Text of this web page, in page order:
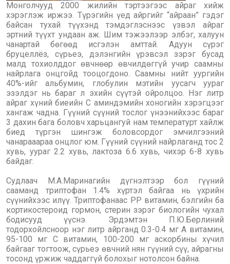
Монголчууд 2000 жилийн тэртээгээс айраг хийж
хэрэглэж иржээ. Түрэгийн үед айргийг “айраан” гэдэг
байсан тухай түүхэнд тэмдэглэснээс үзвэл айраг
эртний түүхт ундаан аж. Шим тэжээлээр элбэг, халуун
чанартай бөгөөд исгэлэн амттай. Адуун сүрэг
бруцеллёз, сүрьеэ, дэлэнгийн үрэвсэл зэрэг бусад
малд тохиолддог өвчнөөр өвчилдөггүй учир саамны
найрлага онцгойд тооцогдоно. Саамны нийт уургийн
40%-ийг альбумин, глобулин мэтийн уусагч уураг
эзэлдэг нь бараг л эхийн сүүтэй ойролцоо. Нэг литр
айраг хүний биеийн С аминдэмийн хоногийн хэрэгцээг
хангаж чадна. Гүүний сүүний тослог үнээнийхээс бараг
3 дахин бага боловч харьцангуй нам температурт хайлж
биед түргэн шингэж боловсордог эмчилгээний
чанарааараа онцлог юм. Гүүний сүүний найрлаганд тос 2
хувь, уураг 2.2 хувь, лактоза 6.6 хувь, чихэр 6-8 хувь
байдаг.
Судлаач М.А.Маринагийн дүгнэлтээр бол гүүний
сааманд триптофан 1.4% хүртэл байгаа нь үхрийн
сүүнийхээс илүү. Триптофанаас РР витамин, бэлгийн ба
кортикостероид гормон, стерин зэрэг биологийн чухал
бодисууд үүснэ. Эрдэмтэн П.Ю.Берлиний
тодорхойлсноор нэг литр айрганд 0.3-0.4 мг А витамин,
95-100 мг С витамин, 100-200 мг аскорбины хүчил
байгааг тогтоож, сүрьеэ өвчний нян гүүний сүү, айрагны
тосонд үржиж чаддаггүй болохыг нотолсон байна.